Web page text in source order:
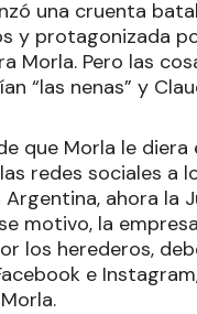
una cruenta
y protagonizada
Morla. Pero las
“las nenas” y
que Morla le
redes sociales a
ahora la
motivo, la
los herederos,
e